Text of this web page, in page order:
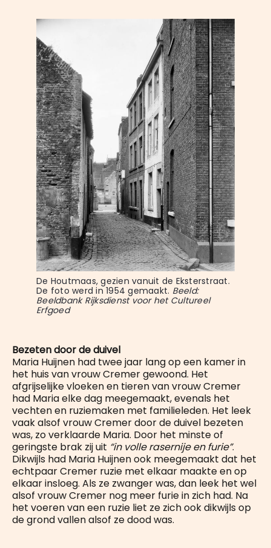
De Houtmaas, gezien vanuit de Eksterstraat.
De foto werd in 1954 gemaakt. Beeld:
Beeldbank Rijksdienst voor het Cultureel
Erfgoed
Bezeten door de duivel
Maria Huijnen had twee jaar lang op een kamer in
het huis van vrouw Cremer gewoond. Het
afgrijselijke vloeken en tieren van vrouw Cremer
had Maria elke dag meegemaakt, evenals het
vechten en ruziemaken met familieleden. Het leek
vaak alsof vrouw Cremer door de duivel bezeten
was, zo verklaarde Maria. Door het minste of
geringste brak zij uit “in volle rasernije en furie”.
Dikwijls had Maria Huijnen ook meegemaakt dat het
echtpaar Cremer ruzie met elkaar maakte en op
elkaar insloeg. Als ze zwanger was, dan leek het wel
alsof vrouw Cremer nog meer furie in zich had. Na
het voeren van een ruzie liet ze zich ook dikwijls op
de grond vallen alsof ze dood was.